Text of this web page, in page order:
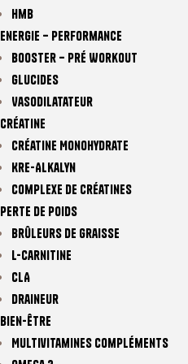
Hmb
Energie – Performance
Booster – Pré Workout
Glucides
Vasodilatateur
Créatine
Créatine Monohydrate
Kre-Alkalyn
Complexe De Créatines
Perte De Poids
Brûleurs De Graisse
L-Carnitine
CLA
Draineur
Bien-Être
Multivitamines Compléments